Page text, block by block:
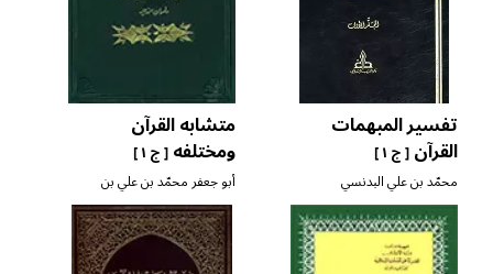
تفسير المبهمات
القرآن[ ج ١ ]
محمّد بن علي البدنسي
متشابه القرآن
ومختلفه[ ج ١ ]
أبو جعفر محمّد بن علي بن
شهرآشوب المازندراني